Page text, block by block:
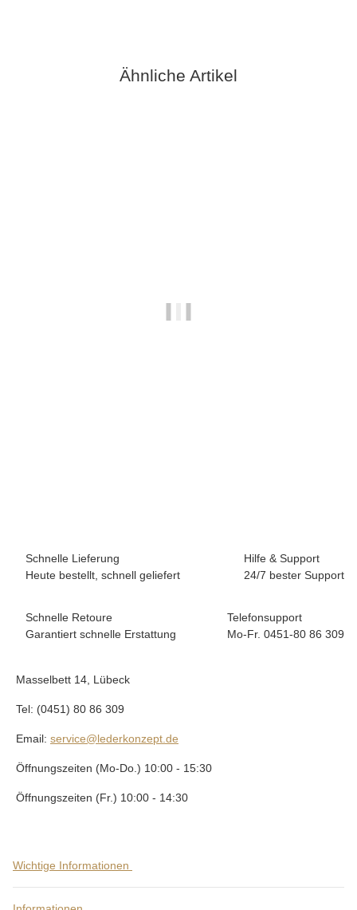
Ähnliche Artikel
Schnelle Lieferung
Heute bestellt, schnell geliefert
Hilfe & Support
24/7 bester Support
Schnelle Retoure
Garantiert schnelle Erstattung
Telefonsupport
Mo-Fr. 0451-80 86 309
Masselbett 14, Lübeck
Tel: (0451) 80 86 309
Email: service@lederkonzept.de
Öffnungszeiten (Mo-Do.) 10:00 - 15:30
Öffnungszeiten (Fr.) 10:00 - 14:30
Wichtige Informationen